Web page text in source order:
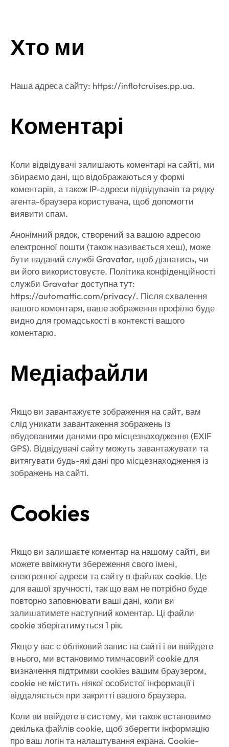
Хто ми
Наша адреса сайту: https://inflotcruises.pp.ua.
Коментарі
Коли відвідувачі залишають коментарі на сайті, ми
збираємо дані, що відображаються у формі
коментарів, а також IP-адреси відвідувачів та рядку
агента-браузера користувача, щоб допомогти
виявити спам.
Анонімний рядок, створений за вашою адресою
електронної пошти (також називається хеш), може
бути наданий службі Gravatar, щоб дізнатись, чи
ви його використовуєте. Політика конфіденційності
служби Gravatar доступна тут:
https://automattic.com/privacy/. Після схвалення
вашого коментаря, ваше зображення профілю буде
видно для громадськості в контексті вашого
коментарю.
Медіафайли
Якщо ви завантажуєте зображення на сайт, вам
слід уникати завантаження зображень із
вбудованими даними про місцезнаходження (EXIF
GPS). Відвідувачі сайту можуть завантажувати та
витягувати будь-які дані про місцезнаходження із
зображень на сайті.
Cookies
Якщо ви залишаєте коментар на нашому сайті, ви
можете ввімкнути збереження свого імені,
електронної адреси та сайту в файлах cookie. Це
для вашої зручності, так що вам не потрібно буде
повторно заповнювати ваші дані, коли ви
залишатимете наступний коментар. Ці файли
cookie зберігатимуться 1 рік.
Якщо у вас є обліковий запис на сайті і ви ввійдете
в нього, ми встановимо тимчасовий cookie для
визначення підтримки cookies вашим браузером,
cookie не містить ніякої особистої інформації і
віддаляється при закритті вашого браузера.
Коли ви ввійдете в систему, ми також встановимо
декілька файлів cookie, щоб зберегти інформацію
про ваш логін та налаштування екрана. Cookie-